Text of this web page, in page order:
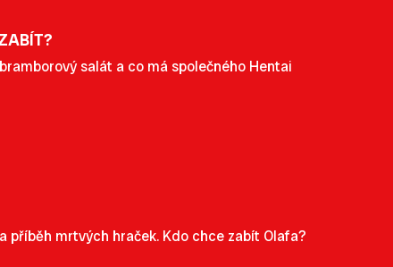
salát a co má společného Hentai
příběh mrtvých hraček. Kdo chce zabít Olafa?